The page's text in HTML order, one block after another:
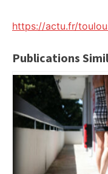
https://actu.fr/
Publications